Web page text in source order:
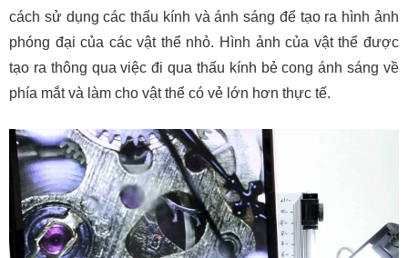
cách sử dụng các thấu kính và ánh sáng để tạo ra hình ảnh
phóng đại của các vật thể nhỏ. Hình ảnh của vật thể được
tạo ra thông qua việc đi qua thấu kính bẻ cong ánh sáng về
phía mắt và làm cho vật thể có vẻ lớn hơn thực tế.